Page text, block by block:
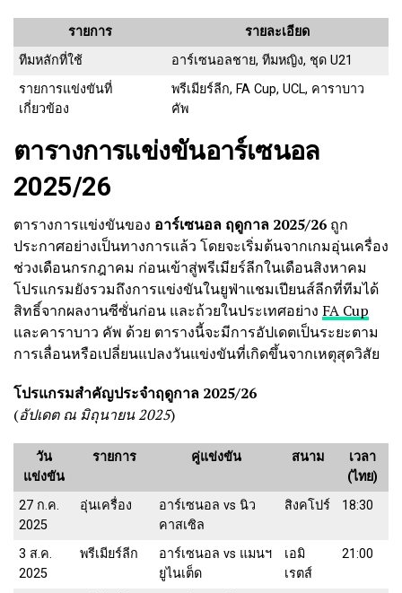
รายการ
รายละเอียด
ทีมหลักที่ใช้
อาร์เซนอลชาย, ทีมหญิง, ชุด U21
รายการแข่งขันที่
เกี่ยวข้อง
พรีเมียร์ลีก, FA Cup, UCL, คาราบาว
คัพ
ตารางการแข่งขันอาร์เซนอล
2025/26
ตารางการแข่งขันของ อาร์เซนอล ฤดูกาล 2025/26 ถูก
ประกาศอย่างเป็นทางการแล้ว โดยจะเริ่มต้นจากเกมอุ่นเครื่อง
ช่วงเดือนกรกฎาคม ก่อนเข้าสู่พรีเมียร์ลีกในเดือนสิงหาคม
โปรแกรมยังรวมถึงการแข่งขันในยูฟ่าแชมเปียนส์ลีกที่ทีมได้
สิทธิ์จากผลงานซีซั่นก่อน และถ้วยในประเทศอย่าง FA Cup
และคาราบาว คัพ ด้วย ตารางนี้จะมีการอัปเดตเป็นระยะตาม
การเลื่อนหรือเปลี่ยนแปลงวันแข่งขันที่เกิดขึ้นจากเหตุสุดวิสัย
โปรแกรมสำคัญประจำฤดูกาล 2025/26
(อัปเดต ณ มิถุนายน 2025)
วัน
แข่งขัน
รายการ คู่แข่งขัน สนาม
เวลา
(ไทย)
27 ก.ค.
2025
อุ่นเครื่อง
อาร์เซนอล vs นิว
คาสเซิล
สิงคโปร์ 18:30
3 ส.ค.
2025
พรีเมียร์ลีก
อาร์เซนอล vs แมนฯ
ยูไนเต็ด
เอมิ
เรตส์
21:00